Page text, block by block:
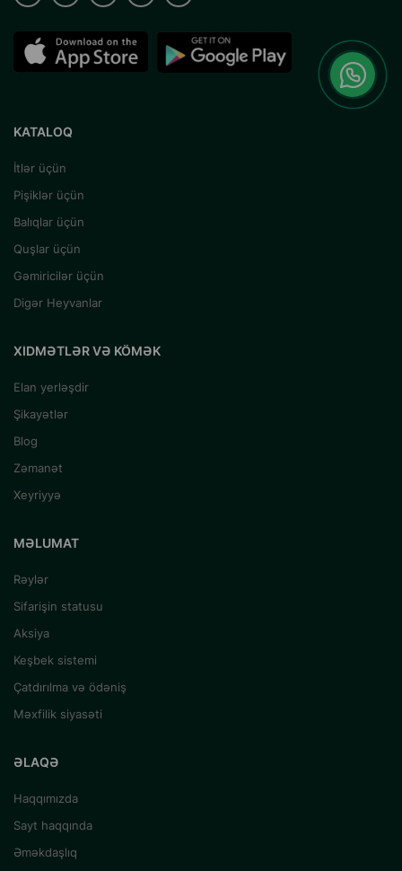
KATALOQ
İtlər üçün
Pişiklər üçün
Balıqlar üçün
Quşlar üçün
Gəmiricilər üçün
Digər Heyvanlar
XIDMƏTLƏR VƏ KÖMƏK
Elan yerləşdir
Şikayətlər
Blog
Zəmanət
Xeyriyyə
MƏLUMAT
Rəylər
Sifarişin statusu
Aksiya
Keşbek sistemi
Çatdırılma və ödəniş
Məxfilik siyasəti
ƏLAQƏ
Haqqımızda
Sayt haqqında
Əməkdaşlıq